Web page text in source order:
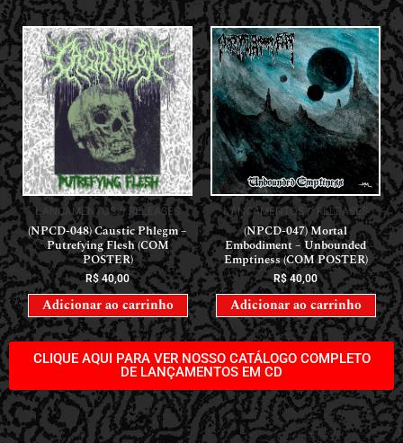
LANÇAMENTOS // RELEASES
(NPCD-048) Caustic Phlegm –
Putrefying Flesh (COM
POSTER)
R$ 40,00
Adicionar ao carrinho
LANÇAMENTOS // RELEASES
(NPCD-047) Mortal
Embodiment – Unbounded
Emptiness (COM POSTER)
R$40,00
Adicionar ao carrinho
CLIQUE AQUI PARA VER NOSSO CATÁLOGO COMPLETO
DE LANÇAMENTOS EM CD